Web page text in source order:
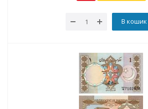
В кошик